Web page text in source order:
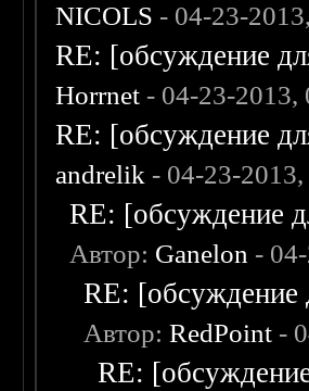
NICOLS - 04-23-
RE: [обсуждение
Horrnet - 04-23-2013,
RE: [обсуждение
andrelik - 04-23-
RE: [обсуждение
Автор: Ganelon -
RE: [обсуждение
Автор:RedPoint -
RE: